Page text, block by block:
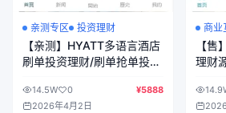
亲测专区 投资理财
【亲测】HYATT多语言酒店
刷单投资理财/刷单抢单投资
+后端php
14.5W 0
¥5888
2026年4月2日
商业
【售
理财
端